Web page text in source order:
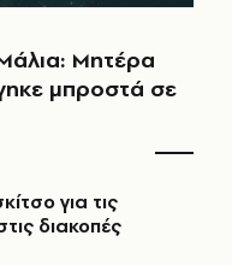
Μητέρα
μπροστά σε
για τις
διακοπές